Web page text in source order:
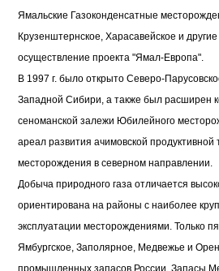
Ямальские Газоконденсатные
Крузенштернское, Харасавейское и
осуществление проекта "Ямал-Европа".
В 1997 г. было открыто Северо-
Западной Сибири, а также был расширен
сеноманской залежи Юбилейного
ареал развития ачимовской продуктивной
месторождения в северном направлении.
Добыча природного газа отличается
ориентирована на районы с наиболее
эксплуатации месторождениями. Только
Ямбургское, Заполярное, Медвежье и